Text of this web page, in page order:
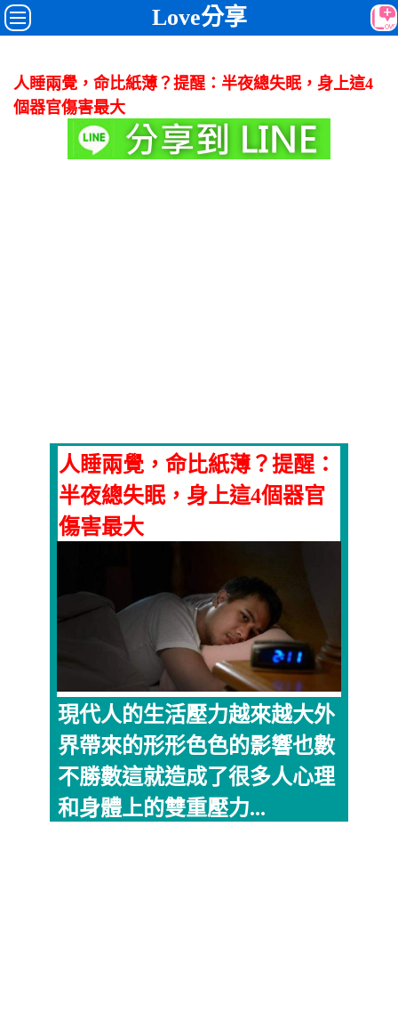
Love分享
人睡兩覺，命比紙薄？提醒：半夜總失眠，身上這4
個器官傷害最大
人睡兩覺，命比紙薄？提醒：
半夜總失眠，身上這4個器官
傷害最大
現代人的生活壓力越來越大外
界帶來的形形色色的影響也數
不勝數這就造成了很多人心理
和身體上的雙重壓力...